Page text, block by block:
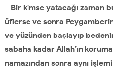
Bir kimse yatacağı zaman
üflerse ve sonra
ve yüzünden başlayıp
sabaha kadar Allah’ın
namazından sonra aynı